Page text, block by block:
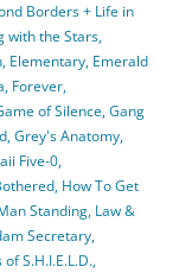
Borders + Life in
with the Stars,
, Elementary, Emerald
, Forever,
of Silence,Gang
,Grey's Anatomy,
Five-0,
, How To Get
Standing, Law &
Secretary,
S.H.I.E.L.D.,